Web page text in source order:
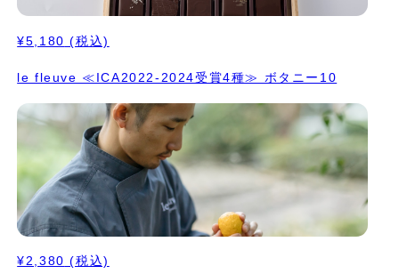
¥5,180 (税込)
le fleuve ≪ICA2022-2024受賞4種≫ ボタニー10
¥2,380 (税込)